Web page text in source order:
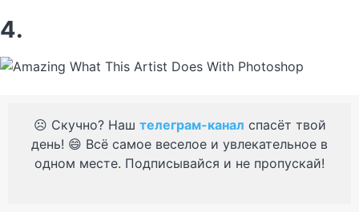
4.
☹️ Скучно? Наш телеграм-канал спасёт твой
день! 😄 Всё самое веселое и увлекательное в
одном месте. Подписывайся и не пропускай!